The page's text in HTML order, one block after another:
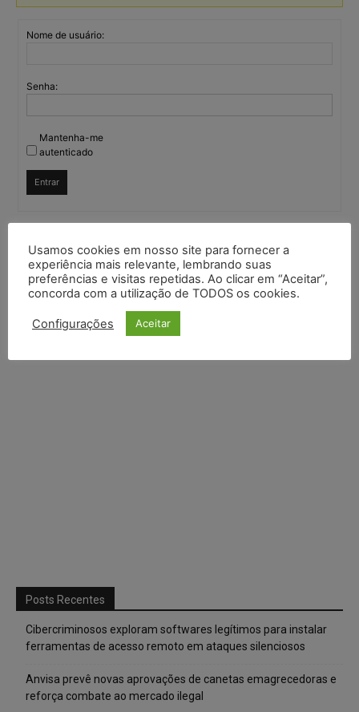
Nome de usuário:
Senha:
Mantenha-me
autenticado
Entrar
Continuar comGoogle
Continuar comX
Posts Recentes
Cibercriminosos exploram softwares legítimos para instalar
ferramentas de acesso remoto em ataques silenciosos
Anvisa prevê novas aprovações de canetas emagrecedoras e
reforça combate ao mercado ilegal
Usamos cookies em nosso site para fornecer a
experiência mais relevante, lembrando suas
preferências e visitas repetidas. Ao clicar em “Aceitar”,
concorda com a utilização de TODOS os cookies.
Configurações Aceitar